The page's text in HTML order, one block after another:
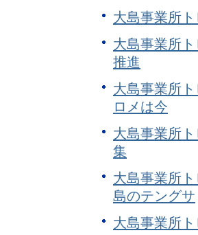
大島事業所
大島事業所
推進
大島事業所
ロメは今
大島事業所
集
大島事業所
島のテングサ
大島事業所